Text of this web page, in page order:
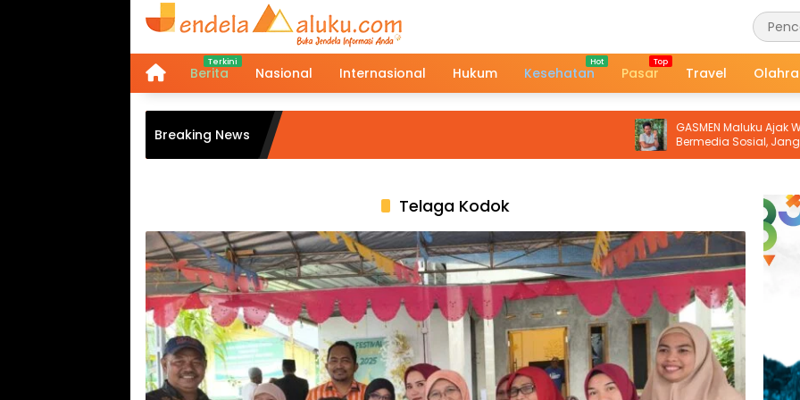
Home
Berita Nasional Internasional Hukum Kesehatan Pasar Travel
Breaking News
GASMEN Maluku Ajak Warga Bijak
Bermedia Sosial, Jangan Mudah
Terprovokasi Hoaks
Telaga Kodok